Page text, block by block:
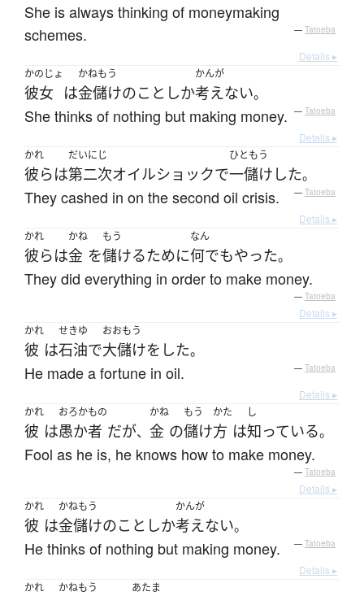
She is always thinking of moneymaking
schemes.
— Tatoeba
Details ▸
かのじょ
彼女 は
かねもう
金儲けのこと しか
かんが
考えない。
She thinks of nothing but making money. — Tatoeba
Details ▸
かれ
彼らは
だいにじ
第二次オイルショックで
ひともう
一儲け した。
They cashed in on the second oil crisis. — Tatoeba
Details ▸
かれ
彼らは
かね
金 を
もう
儲けるために
なん
何でもやった。
They did everything in order to make money.
— Tatoeba
Details ▸
かれ
彼 は
せきゆ
石油で
おおもう
大儲けを した。
He made a fortune in oil. — Tatoeba
Details ▸
かれ
彼 は
おろかもの
愚か者 だが、
かね
金 の
もう
儲け
かた
方 は
し
知っている。
Fool as he is, he knows how to make money.
— Tatoeba
Details ▸
かれ
彼 は
かねもう
金儲けのこと しか
かんが
考えない。
He thinks of nothing but making money. — Tatoeba
Details ▸
かれ
かねもう あたま